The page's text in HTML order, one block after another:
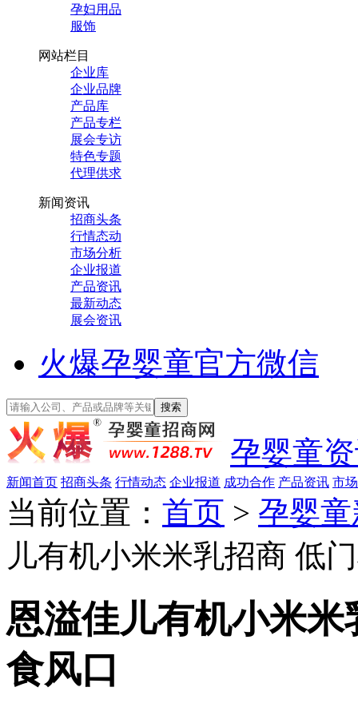
孕妇用品
服饰
网站栏目
企业库
企业品牌
产品库
产品专栏
展会专访
特色专题
代理供求
新闻资讯
招商头条
行情态动
市场分析
企业报道
产品资讯
最新动态
展会资讯
火爆孕婴童官方微信
孕婴童
新闻首页 招商头条 行情动态 企业报道 成功合作 产品资讯 市
当前位置： 首页 > 孕婴
儿有机小米米乳招商 低
恩溢佳儿有机小米
食风口